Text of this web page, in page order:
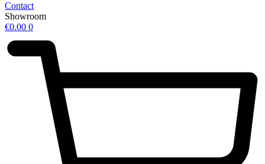
Contact
Showroom
€0.00 0